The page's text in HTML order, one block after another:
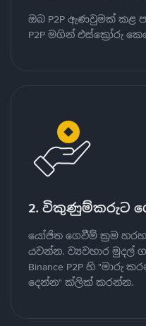
ඔබ P2P ඇණවුමක් කළ
P2P මගින් එස්ක්‍රෝරු
2. විකුණුම්කරුට
යෝජිත ගෙවීම් ක්‍රම
යවන්න. ව්‍යවහාර මුදල්
Binance P2P හි "මාරු
දෙන්න" ක්ලික් කරන්න.